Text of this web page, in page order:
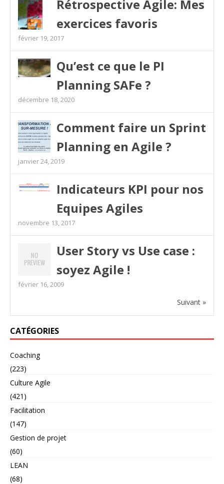
Rétrospective Agile: Mes
exercices favoris
février 19, 2017
Qu’est ce que le PI
Planning SAFe ?
décembre 18, 2020
Comment faire un Sprint
Planning en Agile ?
janvier 24, 2019
Indicateurs KPI pour nos
Equipes Agiles
novembre 13, 2017
User Story vs Use case :
soyez Agile !
février 16, 2009
Suivant »
CATÉGORIES
Coaching
(223)
Culture Agile
(421)
Facilitation
(147)
Gestion de projet
(60)
LEAN
(68)